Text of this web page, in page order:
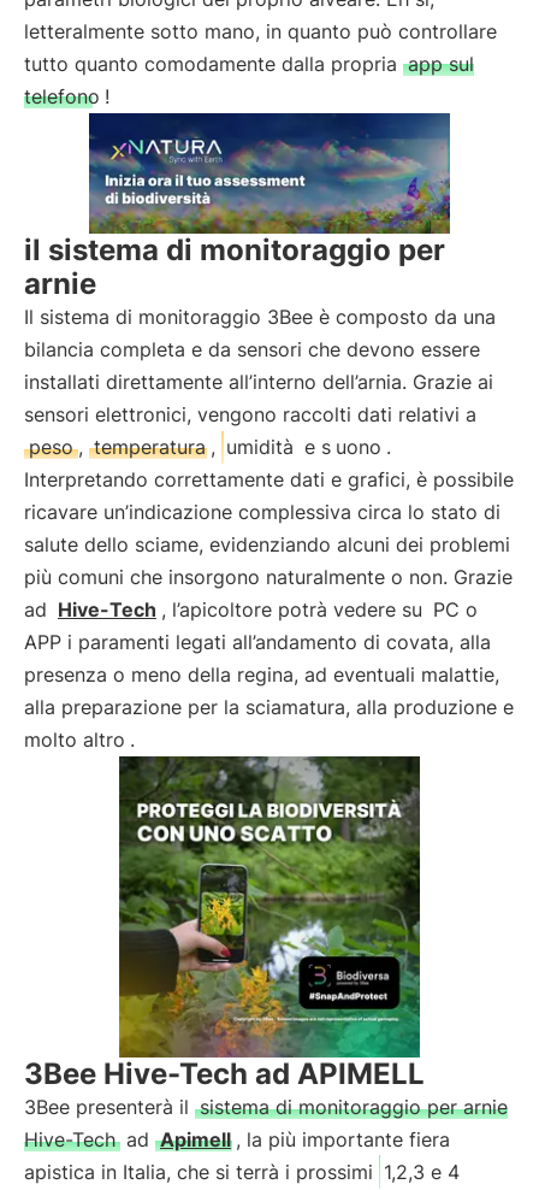
letteralmente sotto mano, in quanto può controllare
tutto quanto comodamente dalla propria app sul
telefono !
il sistema di monitoraggio per
arnie
Il sistema di monitoraggio 3Bee è composto da una
bilancia completa e da sensori che devono essere
installati direttamente all’interno dell’arnia. Grazie ai
sensori elettronici, vengono raccolti dati relativi a
peso , temperatura , umidità e s uono .
Interpretando correttamente dati e grafici, è possibile
ricavare un’indicazione complessiva circa lo stato di
salute dello sciame, evidenziando alcuni dei problemi
più comuni che insorgono naturalmente o non. Grazie
ad Hive-Tech , l’apicoltore potrà vedere su PC o
APP i paramenti legati all’andamento di covata, alla
presenza o meno della regina, ad eventuali malattie,
alla preparazione per la sciamatura, alla produzione e
molto altro .
3Bee Hive-Tech ad APIMELL
3Bee presenterà il sistema di monitoraggio per arnie
Hive-Tech ad Apimell , la più importante fiera
apistica in Italia, che si terrà i prossimi 1,2,3 e 4